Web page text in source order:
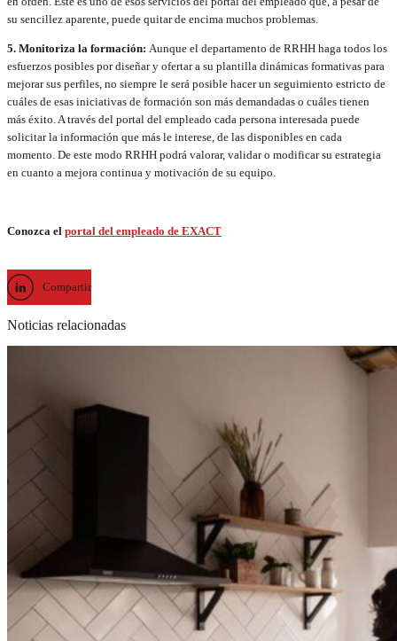
su sencillez aparente, puede quitar de encima muchos problemas.
5. Monitoriza la formación: Aunque el departamento de RRHH haga todos los
esfuerzos posibles por diseñar y ofertar a su plantilla dinámicas formativas para
mejorar sus perfiles, no siempre le será posible hacer un seguimiento estricto de
cuáles de esas iniciativas de formación son más demandadas o cuáles tienen
más éxito. A través del portal del empleado cada persona interesada puede
solicitar la información que más le interese, de las disponibles en cada
momento. De este modo RRHH podrá valorar, validar o modificar su estrategia
en cuanto a mejora continua y motivación de su equipo.
Conozca el portal del empleado de EXACT
Compartir
Noticias relacionadas